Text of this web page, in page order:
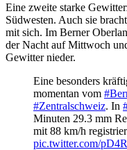
Eine zweite starke
Südwesten. Auch sie
mit sich. Im Berner
der Nacht auf Mittwoch
Gewitter nieder.
Eine besonders
momentan vom
#Zentralschweiz. In
Minuten 29.3 mm
mit 88 km/h
pic.twitter.com/